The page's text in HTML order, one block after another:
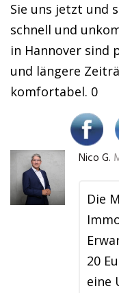
Sie uns jetzt und
schnell und
in Hannover sind
und längere
komfortabel. 0
Nico G.
Die
20
eine